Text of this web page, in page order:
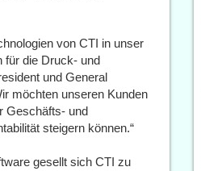
von CTI in unser
für die Druck- und
und General
möchten unseren Kunden
Geschäfts- und
steigern können.“
gesellt sich CTI zu